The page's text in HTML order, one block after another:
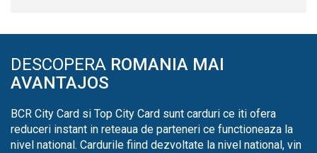
DESCOPERA ROMANIA MAI
AVANTAJOS
BCR City Card si Top City Card sunt carduri ce iti ofera
reduceri instant in reteaua de parteneri ce functioneaza la
nivel national. Cardurile fiind dezvoltate la nivel national, vin